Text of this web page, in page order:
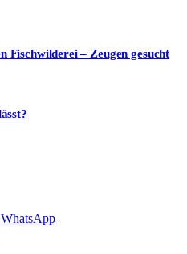
Fischwilderei – Zeugen gesucht
WhatsApp